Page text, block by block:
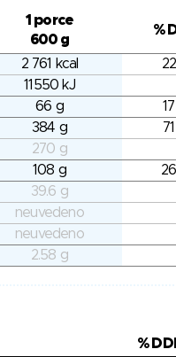
1 porce
600 g
%
2 761 kcal
11550 kJ
66 g
384 g
270 g
108 g
39.6 g
neuvedeno
neuvedeno
2.58 g
%